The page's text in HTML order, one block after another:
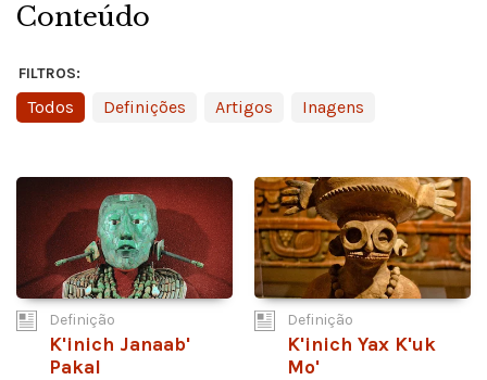
Conteúdo
FILTROS:
Todos Definições Artigos Inagens
Definição
K'inich Janaab'
Pakal
Definição
K'inich Yax K'uk
Mo'